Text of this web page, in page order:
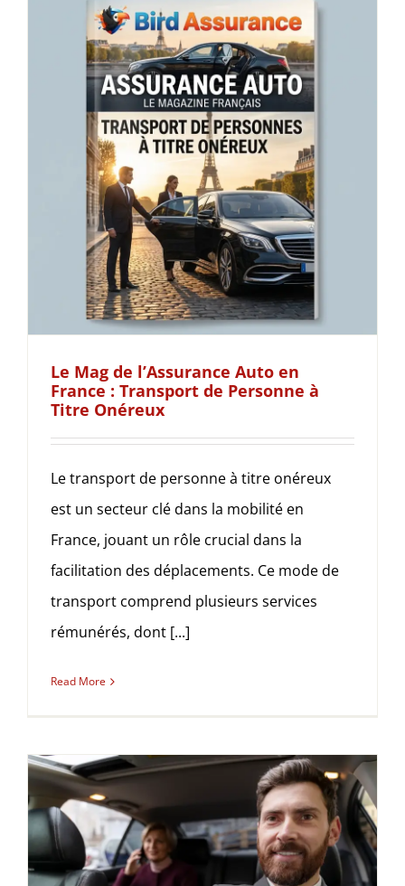
Le Mag de l’Assurance Auto en
France : Transport de Personne à
Titre Onéreux
Le transport de personne à titre onéreux
est un secteur clé dans la mobilité en
France, jouant un rôle crucial dans la
facilitation des déplacements. Ce mode de
transport comprend plusieurs services
rémunérés, dont [...]
Read More